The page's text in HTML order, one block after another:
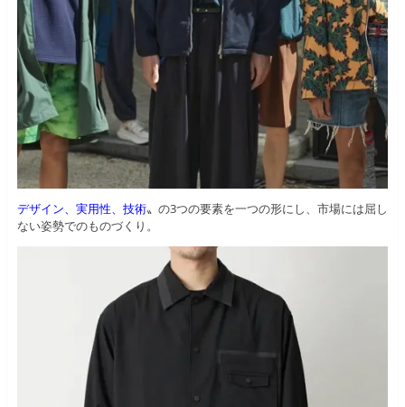
デザイン、実用性、技術〟の3つの要素を一つの形にし、市場には屈し
ない姿勢でのものづくり。